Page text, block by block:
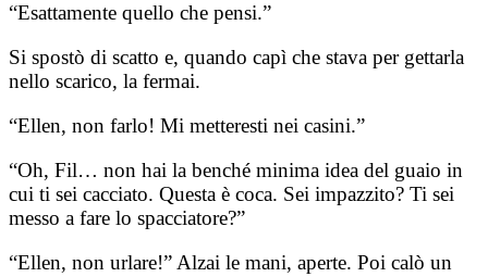
“Esattamente quello che pensi.”
Si spostò di scatto e, quando capì che stava per gettarla
nello scarico, la fermai.
“Ellen, non farlo! Mi metteresti nei casini.”
“Oh, Fil… non hai la benché minima idea del guaio in
cui ti sei cacciato. Questa è coca. Sei impazzito? Ti sei
messo a fare lo spacciatore?”
“Ellen, non urlare!” Alzai le mani, aperte. Poi calò un